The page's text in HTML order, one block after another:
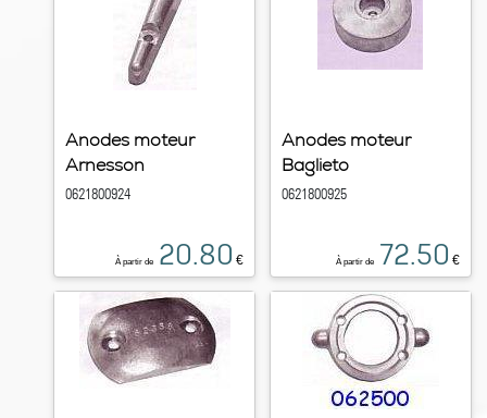
Anodes moteur
Arnesson
0621800924
À partir de 20.80 €
Anodes moteur
Baglieto
0621800925
À partir de 72.50 €